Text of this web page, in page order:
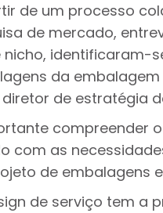
de um processo
de mercado,
nicho, identificaram-
da
diretor de estratégia
compreender
com as
de embalagens
de serviço tem a